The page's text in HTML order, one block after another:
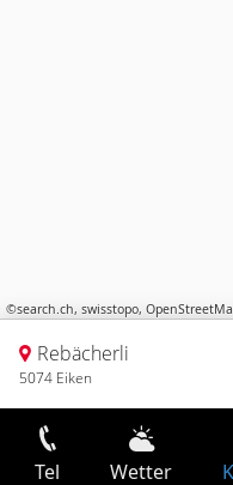
©search.ch, swisstopo,
Rebächerli
5074 Eiken
Tel Wetter